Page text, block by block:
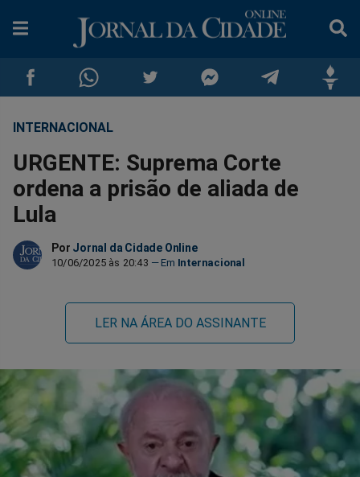
Compartilhar
no
Facebook
Compartilhar
no
no
no
no
INTERNACIONAL
URGENTE: Suprema Corte
ordena a prisão de aliada de
Lula
Por Jornal da Cidade Online
10/06/2025 às 20:43 Internacional
LER NA ÁREA DO ASSINANTE